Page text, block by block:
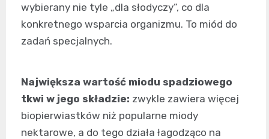
wybierany nie tyle „dla słodyczy”, co dla
konkretnego wsparcia organizmu. To miód do
zadań specjalnych.
Największa wartość miodu spadziowego
tkwi w jego składzie: zwykle zawiera więcej
biopierwiastków niż popularne miody
nektarowe, a do tego działa łagodząco na